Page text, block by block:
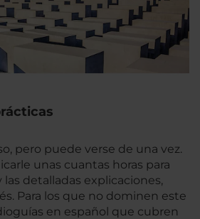
pero puede verse de una vez.
unas cuantas horas para
detalladas explicaciones,
Para los que no dominen este
en español que cubren